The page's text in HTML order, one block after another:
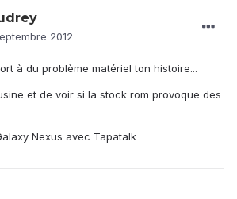
2012
à du problème matériel ton histoire...
et de voir si la stock rom provoque des
Nexus avec Tapatalk